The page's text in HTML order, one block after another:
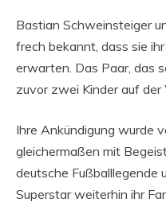
Bastian Schweinsteiger
frech bekannt, dass sie
erwarten. Das Paar, das
zuvor zwei Kinder auf
Ihre Ankündigung wurde
gleichermaßen mit
deutsche Fußballlegende
Superstar weiterhin ihr